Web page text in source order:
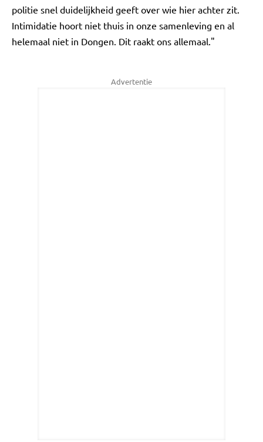
politie snel duidelijkheid geeft over wie hier achter zit.
Intimidatie hoort niet thuis in onze samenleving en al
helemaal niet in Dongen. Dit raakt ons allemaal."
Advertentie